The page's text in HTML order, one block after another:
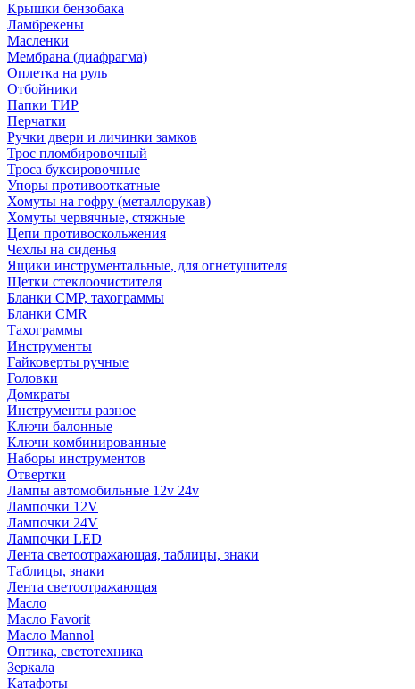
Крышки бензобака
Ламбрекены
Масленки
Мембрана (диафрагма)
Оплетка на руль
Отбойники
Папки ТИР
Перчатки
Ручки двери и личинки замков
Трос пломбировочный
Троса буксировочные
Упоры противооткатные
Хомуты на гофру (металлорукав)
Хомуты червячные, стяжные
Цепи противоскольжения
Чехлы на сиденья
Ящики инструментальные, для огнетушителя
Щетки стеклоочистителя
Бланки СМР, тахограммы
Бланки CMR
Тахограммы
Инструменты
Гайковерты ручные
Головки
Домкраты
Инструменты разное
Ключи балонные
Ключи комбинированные
Наборы инструментов
Отвертки
Лампы автомобильные 12v 24v
Лампочки 12V
Лампочки 24V
Лампочки LED
Лента светоотражающая, таблицы, знаки
Таблицы, знаки
Лента светоотражающая
Масло
Масло Favorit
Масло Mannol
Оптика, светотехника
Зеркала
Катафоты